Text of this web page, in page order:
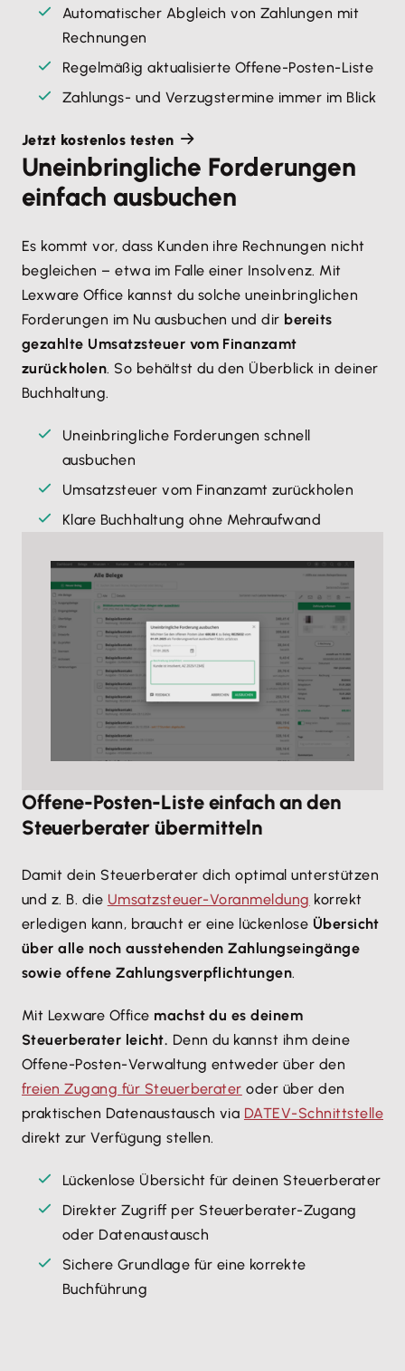
Automatischer Abgleich von Zahlungen mit
Rechnungen
Regelmäßig aktualisierte Offene-Posten-Liste
Zahlungs- und Verzugstermine immer im Blick
Jetzt kostenlos testen
Uneinbringliche Forderungen
einfach ausbuchen
Es kommt vor, dass Kunden ihre Rechnungen nicht
begleichen – etwa im Falle einer Insolvenz. Mit
Lexware Office kannst du solche uneinbringlichen
Forderungen im Nu ausbuchen und dir bereits
gezahlte Umsatzsteuer vom Finanzamt
zurückholen. So behältst du den Überblick in deiner
Buchhaltung.
Uneinbringliche Forderungen schnell
ausbuchen
Umsatzsteuer vom Finanzamt zurückholen
Klare Buchhaltung ohne Mehraufwand
Offene-Posten-Liste einfach an den
Steuerberater übermitteln
Damit dein Steuerberater dich optimal unterstützen
und z. B. die Umsatzsteuer-Voranmeldung korrekt
erledigen kann, braucht er eine lückenlose Übersicht
über alle noch ausstehenden Zahlungseingänge
sowie offene Zahlungsverpflichtungen.
Mit Lexware Office machst du es deinem
Steuerberater leicht. Denn du kannst ihm deine
Offene-Posten-Verwaltung entweder über den
freien Zugang für Steuerberater oder über den
praktischen Datenaustausch via DATEV-Schnittstelle
direkt zur Verfügung stellen.
Lückenlose Übersicht für deinen Steuerberater
Direkter Zugriff per Steuerberater-Zugang
oder Datenaustausch
Sichere Grundlage für eine korrekte
Buchführung